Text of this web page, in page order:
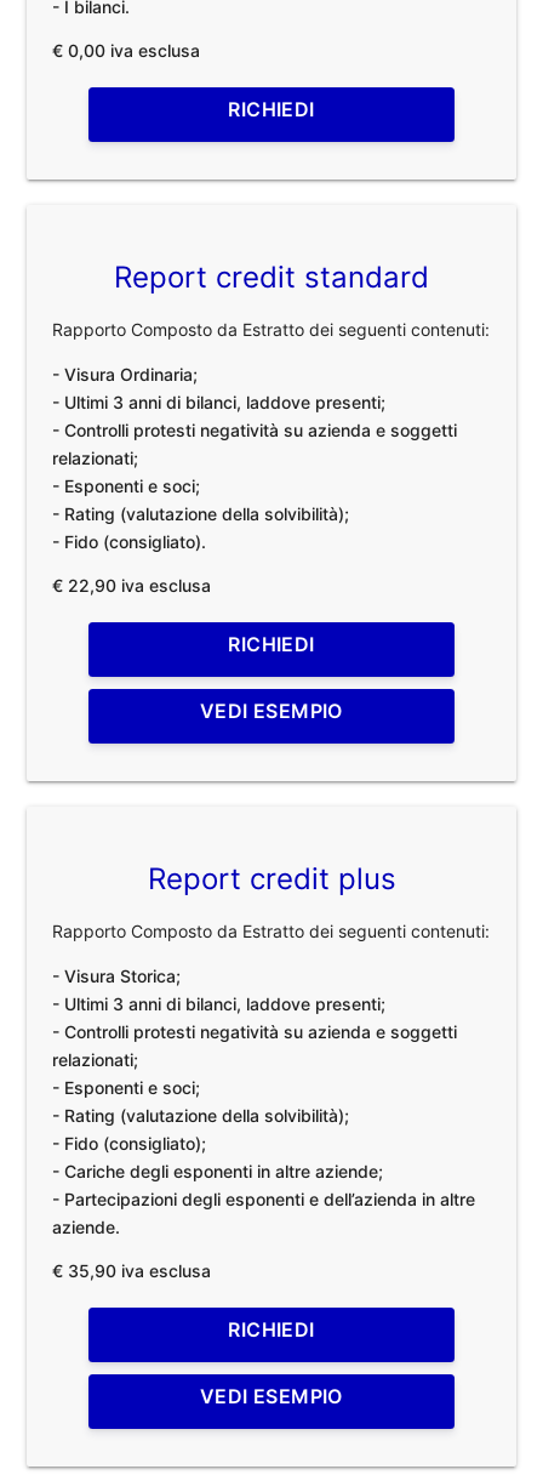
- I bilanci.
€ 0,00 iva esclusa
RICHIEDI
Report credit standard
Rapporto Composto da Estratto dei seguenti contenuti:
- Visura Ordinaria;
- Ultimi 3 anni di bilanci, laddove presenti;
- Controlli protesti negatività su azienda e soggetti
relazionati;
- Esponenti e soci;
- Rating (valutazione della solvibilità);
- Fido (consigliato).
€ 22,90 iva esclusa
RICHIEDI
VEDI ESEMPIO
Report credit plus
Rapporto Composto da Estratto dei seguenti contenuti:
- Visura Storica;
- Ultimi 3 anni di bilanci, laddove presenti;
- Controlli protesti negatività su azienda e soggetti
relazionati;
- Esponenti e soci;
- Rating (valutazione della solvibilità);
- Fido (consigliato);
- Cariche degli esponenti in altre aziende;
- Partecipazioni degli esponenti e dell’azienda in altre
aziende.
€ 35,90 iva esclusa
RICHIEDI
VEDI ESEMPIO